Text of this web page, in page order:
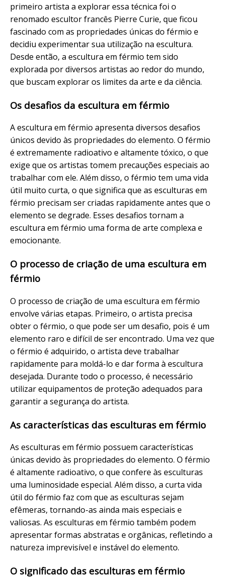
primeiro artista a explorar essa técnica foi o
renomado escultor francês Pierre Curie, que ficou
fascinado com as propriedades únicas do férmio e
decidiu experimentar sua utilização na escultura.
Desde então, a escultura em férmio tem sido
explorada por diversos artistas ao redor do mundo,
que buscam explorar os limites da arte e da ciência.
Os desafios da escultura em férmio
A escultura em férmio apresenta diversos desafios
únicos devido às propriedades do elemento. O férmio
é extremamente radioativo e altamente tóxico, o que
exige que os artistas tomem precauções especiais ao
trabalhar com ele. Além disso, o férmio tem uma vida
útil muito curta, o que significa que as esculturas em
férmio precisam ser criadas rapidamente antes que o
elemento se degrade. Esses desafios tornam a
escultura em férmio uma forma de arte complexa e
emocionante.
O processo de criação de uma escultura em
férmio
O processo de criação de uma escultura em férmio
envolve várias etapas. Primeiro, o artista precisa
obter o férmio, o que pode ser um desafio, pois é um
elemento raro e difícil de ser encontrado. Uma vez que
o férmio é adquirido, o artista deve trabalhar
rapidamente para moldá-lo e dar forma à escultura
desejada. Durante todo o processo, é necessário
utilizar equipamentos de proteção adequados para
garantir a segurança do artista.
As características das esculturas em férmio
As esculturas em férmio possuem características
únicas devido às propriedades do elemento. O férmio
é altamente radioativo, o que confere às esculturas
uma luminosidade especial. Além disso, a curta vida
útil do férmio faz com que as esculturas sejam
efêmeras, tornando-as ainda mais especiais e
valiosas. As esculturas em férmio também podem
apresentar formas abstratas e orgânicas, refletindo a
natureza imprevisível e instável do elemento.
O significado das esculturas em férmio